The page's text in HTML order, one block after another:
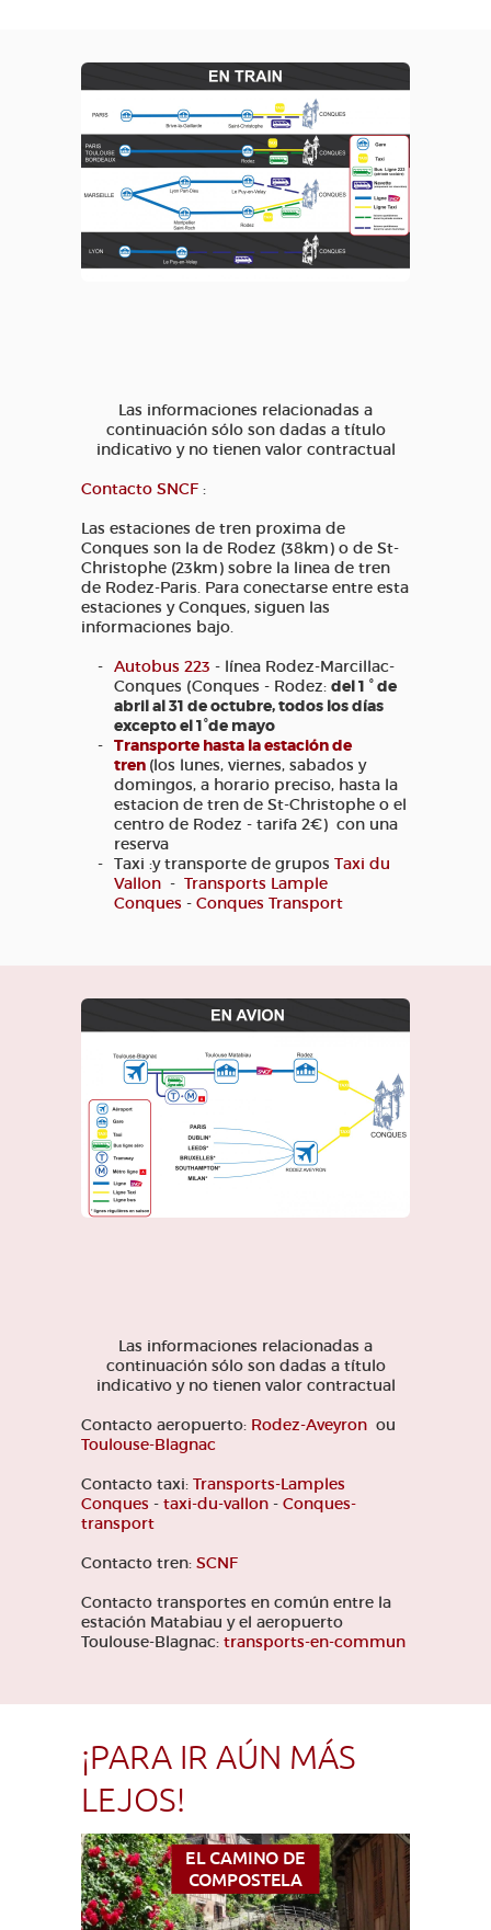
Las informaciones relacionadas a
continuación sólo son dadas a título
indicativo y no tienen valor contractual
Contacto SNCF :
Las estaciones de tren proxima de
Conques son la de Rodez (38km) o de St-
Christophe (23km) sobre la linea de tren
de Rodez-Paris. Para conectarse entre esta
estaciones y Conques, siguen las
informaciones bajo.
Autobus 223 - línea Rodez-Marcillac-
Conques (Conques - Rodez: del 1 ° de
abril al 31 de octubre, todos los días
excepto el 1°de mayo
Transporte hasta la estación de
tren (los lunes, viernes, sabados y
domingos, a horario preciso, hasta la
estacion de tren de St-Christophe o el
centro de Rodez - tarifa 2€) con una
reserva
Taxi :y transporte de grupos Taxi du
Vallon - Transports Lample
Conques - Conques Transport
Las informaciones relacionadas a
continuación sólo son dadas a título
indicativo y no tienen valor contractual
Contacto aeropuerto: Rodez-Aveyron ou
Toulouse-Blagnac
Contacto taxi: Transports-Lamples
Conques - taxi-du-vallon - Conques-
transport
Contacto tren: SCNF
Contacto transportes en común entre la
estación Matabiau y el aeropuerto
Toulouse-Blagnac: transports-en-commun
¡PARA IR AÚN MÁS
LEJOS!
EL CAMINO DE
COMPOSTELA